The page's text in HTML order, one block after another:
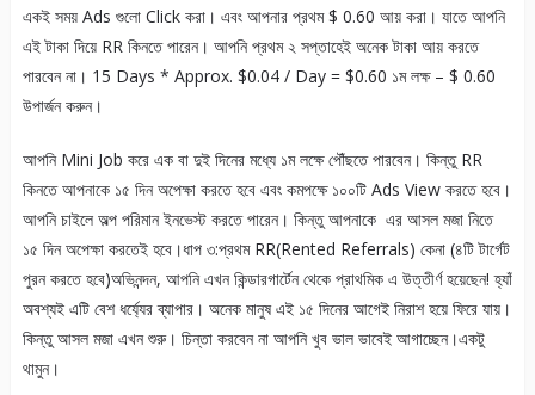
একই সময় Ads গুলো Click করা। এবং আপনার প্রথম $ 0.60 আয় করা। যাতে আপনি
এই টাকা দিয়ে RR কিনতে পারেন। আপনি প্রথম ২ সপ্তাহেই অনেক টাকা আয় করতে
পারবেন না। 15 Days * Approx. $0.04 / Day = $0.60 ১ম লক্ষ – $ 0.60
উপার্জন করুন।
আপনি Mini Job করে এক বা দুই দিনের মধ্যে ১ম লক্ষে পৌঁছতে পারবেন। কিন্তু RR
কিনতে আপনাকে ১৫ দিন অপেক্ষা করতে হবে এবং কমপক্ষে ১০০টি Ads View করতে হবে।
আপনি চাইলে অল্প পরিমান ইনভেস্ট করতে পারেন। কিন্তু আপনাকে এর আসল মজা নিতে
১৫ দিন অপেক্ষা করতেই হবে।ধাপ ৩:প্রথম RR(Rented Referrals) কেনা (৪টি টার্গেট
পুরন করতে হবে)অভিনন্দন, আপনি এখন কিন্ডারগার্টেন থেকে প্রাথমিক এ উত্তীর্ণ হয়েছেন! হ্যাঁ
অবশ্যই এটি বেশ ধর্য্যের ব্যাপার। অনেক মানুষ এই ১৫ দিনের আগেই নিরাশ হয়ে ফিরে যায়।
কিন্তু আসল মজা এখন শুরু। চিন্তা করবেন না আপনি খুব ভাল ভাবেই আগাচ্ছেন।একটু
থামুন।